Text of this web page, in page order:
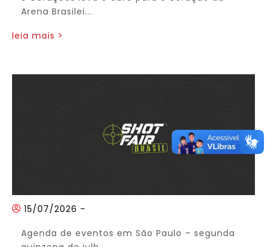
Arena Brasilei...
leia mais >
15/07/2026 -
Agenda de eventos em São Paulo – segunda